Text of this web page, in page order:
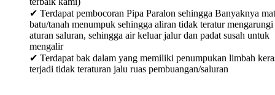
✔ Terdapat pembocoran Pipa Paralon sehingga Banyaknya
batu/tanah menumpuk sehingga aliran tidak teratur mengarungi
aturan saluran, sehingga air keluar jalur dan padat susah untuk
mengalir
✔ Terdapat bak dalam yang memiliki penumpukan limbah
terjadi tidak teraturan jalu ruas pembuangan/saluran